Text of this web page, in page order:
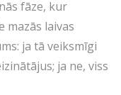
fāze, kur
mazās laivas
ja tā veiksmīgi
ja ne, viss